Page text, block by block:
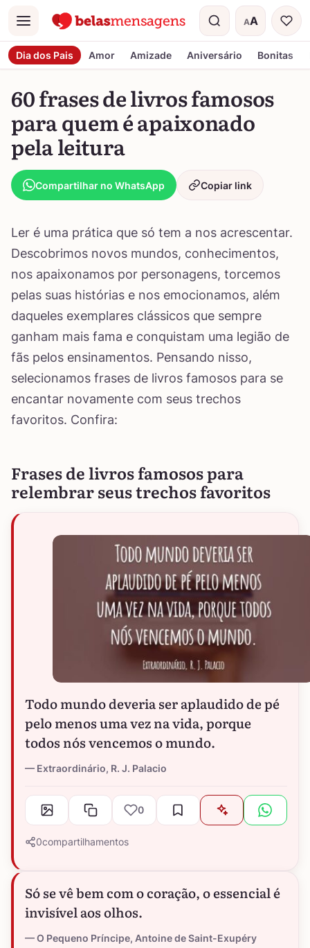
Menu AA
Tamanho do
Dia dos Pais Amor Amizade Aniversário Bonitas
60 frases de livros famosos
para quem é apaixonado
pela leitura
Compartilhar no WhatsApp Copiar link
Ler é uma prática que só tem a nos acrescentar.
Descobrimos novos mundos, conhecimentos,
nos apaixonamos por personagens, torcemos
pelas suas histórias e nos emocionamos, além
daqueles exemplares clássicos que sempre
ganham mais fama e conquistam uma legião de
fãs pelos ensinamentos. Pensando nisso,
selecionamos frases de livros famosos para se
encantar novamente com seus trechos
favoritos. Confira:
Frases de livros famosos para
relembrar seus trechos favoritos
Todo mundo deveria ser aplaudido de pé
pelo menos uma vez na vida, porque
todos nós vencemos o mundo.
Extraordinário, R. J. Palacio
0
0compartilhamentos
Só se vê bem com o coração, o essencial é
invisível aos olhos.
O Pequeno Príncipe, Antoine de Saint-Exupéry